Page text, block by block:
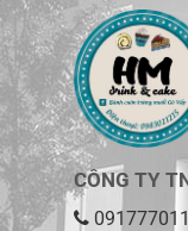
CÔNG TY